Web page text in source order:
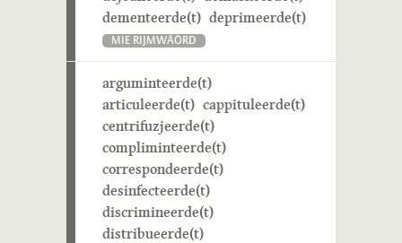
dementeerde(t) deprimeerde(t)
MIE RIJMWÄÖRD
arguminteerde(t)
articuleerde(t) cappituleerde(t)
centrifuzjeerde(t)
compliminteerde(t)
correspondeerde(t)
desinfecteerde(t)
discrimineerde(t)
distribueerde(t)